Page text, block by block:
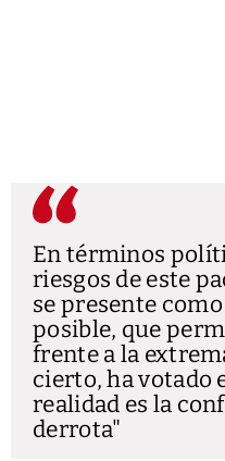
En términos
riesgos de este
se presente
posible, que
frente a la
cierto, ha votado
realidad es la
derrota